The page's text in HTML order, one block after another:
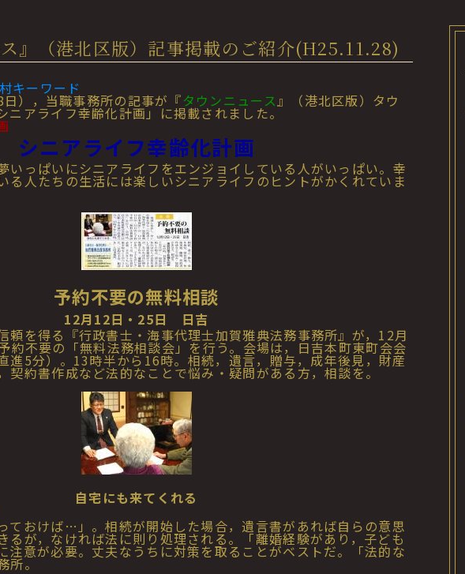
ス』（港北区版）記事掲載のご紹介(H25.11.28)
キーワード
），当職事務所の記事が『タウンニュース』（港北区版）タウ
ニアライフ幸齢化計画」に掲載されました。
シニアライフ幸齢化計画
いっぱいにシニアライフをエンジョイしている人がいっぱい。幸
る人たちの生活には楽しいシニアライフのヒントがかくれていま
予約不要の無料相談
12月12日・25日 日吉
頼を得る『行政書士・海事代理士加賀雅典法務事務所』が，12月
不要の「無料法務相談会」を行う。会場は，日吉本町東町会会
進5分）。13時半から16時。相続，遺言，贈与，成年後見，財産
契約書作成など法的なことで悩み・疑問がある方，相談を。
自宅にも来てくれる
おけば…」。相続が開始した場合，遺言書があれば自らの意思
るが，なければ法に則り処理される。「離婚経験があり，子ども
注意が必要。丈夫なうちに対策を取ることがベストだ。「法的な
所。